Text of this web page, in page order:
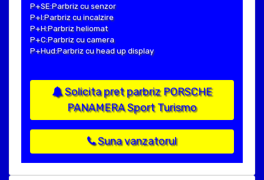
P+SE:Parbriz cu senzor
P+I:Parbriz cu incalzire
P+H:Parbriz heliomat
P+C:Parbriz cu camera
P+Hud:Parbriz cu head up display
Solicita pret parbriz PORSCHE
PANAMERA Sport Turismo
Suna vanzatorul